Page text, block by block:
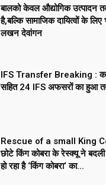
बालको केवल औद्योगिक उत्पादन
है,बल्कि सामाजिक दायित्वों के लिए
लखन देवांगन
IFS Transfer Breaking :
सहित 24 IFS अफसरों का हुआ
Rescue of a small King
छोटे किंग कोबरा के रेस्क्यू ने बदली
हो रहा है ‘किंग कोबरा‘ का...